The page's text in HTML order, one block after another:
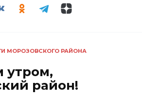
МОРОЗОВСКОГО РАЙОНА
утром,
район!